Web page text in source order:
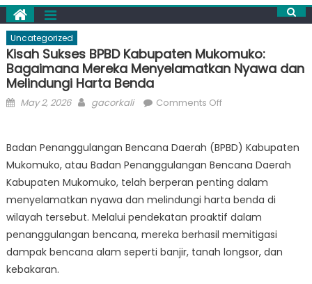
Uncategorized
Kisah Sukses BPBD Kabupaten Mukomuko:
Bagaimana Mereka Menyelamatkan Nyawa dan
Melindungi Harta Benda
Posted
May 2, 2026 Author
gacorkali Comments Offon
BPBD
Kabupaten
Mukomuko:
Bagaimana
Mereka
Menyelamatkan
Nyawa
dan
Badan Penanggulangan Bencana Daerah (BPBD) Kabupaten
Mukomuko, atau Badan Penanggulangan Bencana Daerah
Kabupaten Mukomuko, telah berperan penting dalam
menyelamatkan nyawa dan melindungi harta benda di
wilayah tersebut. Melalui pendekatan proaktif dalam
penanggulangan bencana, mereka berhasil memitigasi
dampak bencana alam seperti banjir, tanah longsor, dan
kebakaran.